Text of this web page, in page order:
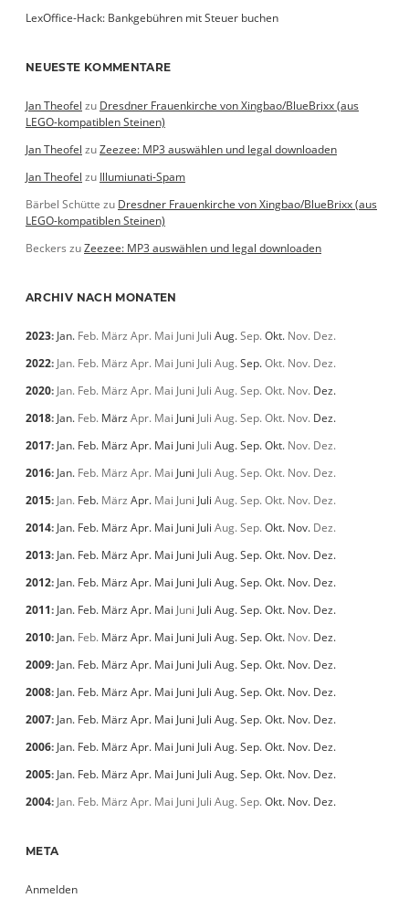
LexOffice-Hack: Bankgebühren mit Steuer buchen
NEUESTE KOMMENTARE
Jan Theofel zu Dresdner Frauenkirche von Xingbao/BlueBrixx (aus
LEGO-kompatiblen Steinen)
Jan Theofel zuZeezee: MP3 auswählen und legal downloaden
Jan Theofel zu Illumiunati-Spam
Bärbel Schütte zu Dresdner Frauenkirche von Xingbao/BlueBrixx (aus
LEGO-kompatiblen Steinen)
Beckers zuZeezee: MP3 auswählen und legal downloaden
ARCHIV NACH MONATEN
2023:Jan. Feb. März Apr. Mai Juni Juli Aug.Sep.Okt. Nov. Dez.
2022: Jan. Feb. März Apr. Mai Juni Juli Aug.Sep.Okt. Nov. Dez.
2020: Jan. Feb. März Apr. Mai Juni Juli Aug.Sep.Okt. Nov. Dez.
2018:Jan. Feb. März Apr. Mai Juni Juli Aug.Sep.Okt. Nov. Dez.
2017:Jan. Feb. März Apr. Mai Juni Juli Aug.Sep.Okt. Nov. Dez.
2016:Jan. Feb. März Apr. Mai Juni Juli Aug.Sep.Okt. Nov. Dez.
2015: Jan. Feb. März Apr. Mai Juni Juli Aug.Sep.Okt. Nov. Dez.
2014:Jan. Feb. März Apr. Mai Juni Juli Aug.Sep.Okt. Nov. Dez.
2013:Jan. Feb. März Apr. Mai Juni Juli Aug.Sep.Okt. Nov. Dez.
2012:Jan. Feb. März Apr. Mai Juni Juli Aug.Sep.Okt. Nov. Dez.
2011:Jan. Feb. März Apr. Mai Juni Juli Aug.Sep.Okt. Nov. Dez.
2010:Jan. Feb. März Apr. Mai Juni Juli Aug.Sep.Okt. Nov. Dez.
2009:Jan. Feb. März Apr. Mai Juni Juli Aug.Sep.Okt. Nov. Dez.
2008:Jan. Feb. März Apr. Mai Juni Juli Aug.Sep.Okt. Nov. Dez.
2007:Jan. Feb. März Apr. Mai Juni Juli Aug.Sep.Okt. Nov. Dez.
2006:Jan. Feb. März Apr. Mai Juni Juli Aug.Sep.Okt. Nov. Dez.
2005:Jan. Feb. März Apr. Mai Juni Juli Aug.Sep.Okt. Nov. Dez.
2004: Jan. Feb. März Apr. Mai Juni Juli Aug.Sep.Okt. Nov. Dez.
META
Anmelden